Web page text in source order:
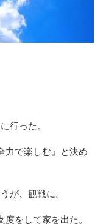
行った。
力で楽しむ』と決め
が、観戦に。
をして家を出た。